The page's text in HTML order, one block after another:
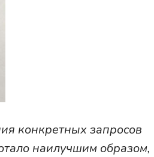
конкретных запросов
наилучшим образом,